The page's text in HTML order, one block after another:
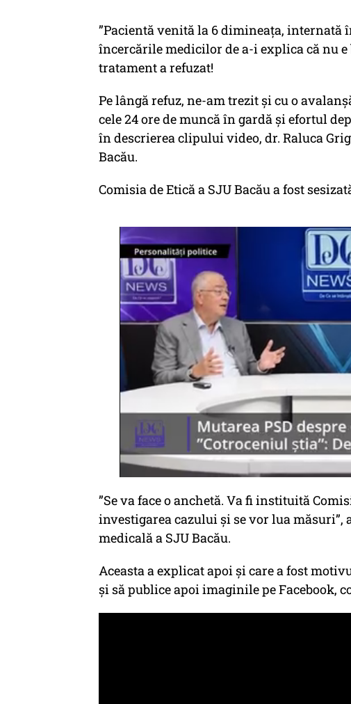
”Pacientă venită la 6 dimineața,
încercările medicilor de a-i explica că nu
tratament a refuzat!
Pe lângă refuz, ne-am trezit și cu o
cele 24 ore de muncă în gardă și efortul
în descrierea clipului video, dr. Raluca
Bacău.
Comisia de Etică a SJU Bacău a fost
”Se va face o anchetă. Va fi instituită
investigarea cazului și se vor lua măsuri”,
medicală a SJU Bacău.
Aceasta a explicat apoi și care a fost
și să publice apoi imaginile pe Facebook,